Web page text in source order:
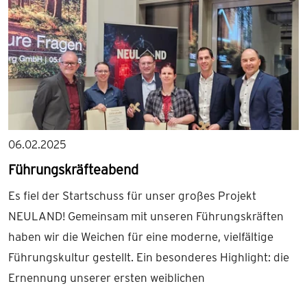
06.02.2025
Führungskräfteabend
Es fiel der Startschuss für unser großes Projekt
NEULAND! Gemeinsam mit unseren Führungskräften
haben wir die Weichen für eine moderne, vielfältige
Führungskultur gestellt. Ein besonderes Highlight: die
Ernennung unserer ersten weiblichen